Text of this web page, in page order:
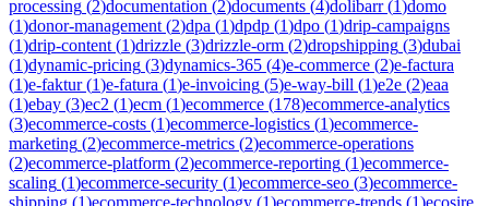
processing (2)documentation (2)documents (4)dolibarr(1)domo
(1)donor-management (2)dpa (1)dpdp (1)dpo (1)drip-campaigns
(1)drip-content (1)drizzle (3)drizzle-orm (2)dropshipping (3)dubai
(1)dynamic-pricing (3)dynamics-365 (4)e-commerce (2)e-factura
(1)e-faktur(1)e-fatura (1)e-invoicing (5)e-way-bill (1)e2e (2)eaa
(1)ebay (3)ec2 (1)ecm (1)ecommerce (178)ecommerce-analytics
(3)ecommerce-costs (1)ecommerce-logistics (1)ecommerce-
marketing (2)ecommerce-metrics (2)ecommerce-operations
(2)ecommerce-platform (2)ecommerce-reporting (1)ecommerce-
scaling (1)ecommerce-security (1)ecommerce-seo (3)ecommerce-
shipping (1)ecommerce-technology (1)ecommerce-trends (1)ecosire